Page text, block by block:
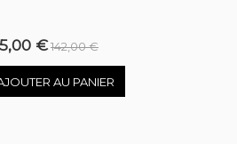
€142,00 €
AU PANIER